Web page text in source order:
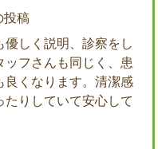
投稿
しく説明、診察をし
フさんも同じく、患
くなります。清潔感
りしていて安心して